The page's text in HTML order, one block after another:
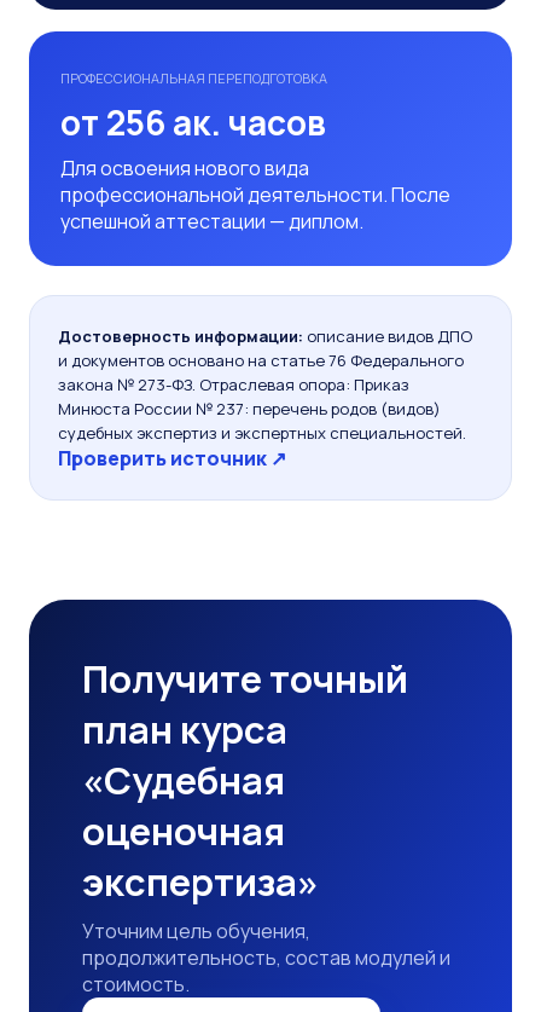
ПРОФЕССИОНАЛЬНАЯ ПЕРЕПОДГОТОВКА
от 256 ак. часов
Для освоения нового вида
профессиональной деятельности. После
успешной аттестации — диплом.
Достоверность информации: описание видов ДПО
и документов основано на статье 76 Федерального
закона № 273-ФЗ. Отраслевая опора: Приказ
Минюста России № 237: перечень родов (видов)
судебных экспертиз и экспертных специальностей.
Проверить источник ↗
Получите точный
план курса
«Судебная
оценочная
экспертиза»
Уточним цель обучения,
продолжительность, состав модулей и
стоимость.